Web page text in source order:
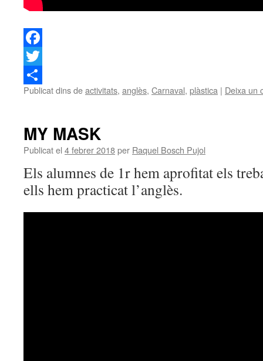
Facebook
Twitter
Comparteix
Publicat dins deactivitats, anglès, Carnaval, plàstica | Deixa un
MY MASK
Publicat el 4 febrer 2018per Raquel Bosch Pujol
Els alumnes de 1r hem aprofitat els
ells hem practicat l’anglès.